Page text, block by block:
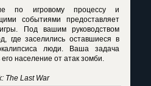
по игровому процессу и
событиями предоставляет
Под вашим руководством
где заселились оставшиеся в
люди. Ваша задача
население от атак зомби.
The Last War